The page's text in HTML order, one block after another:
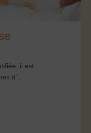
il est
d’...